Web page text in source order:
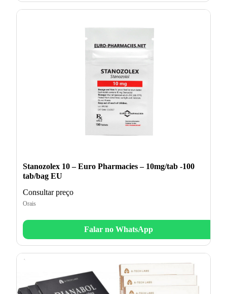
Stanozolex 10 – Euro Pharmacies – 10mg/tab -100
tab/bag EU
Consultar preço
Orais
Falar no WhatsApp